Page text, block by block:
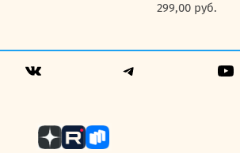
299,00 руб.